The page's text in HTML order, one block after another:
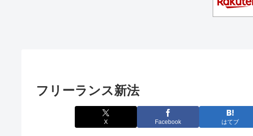
フリーランス新法
X Facebook はてブ